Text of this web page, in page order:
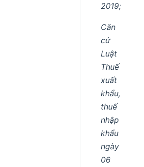
2019;
Căn
cứ
Luật
Thuế
xuất
khẩu,
thuế
nhập
khẩu
ngày
06